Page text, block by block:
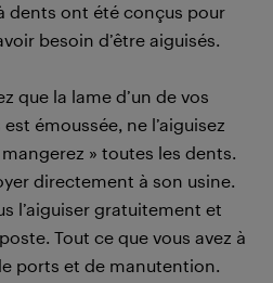
dents ont été conçus pour
besoin d’être aiguisés.
que la lame d’un de vos
émoussée, ne l’aiguisez
» toutes les dents.
directement à son usine.
l’aiguiser gratuitement et
Tout ce que vous avez à
ports et de manutention.